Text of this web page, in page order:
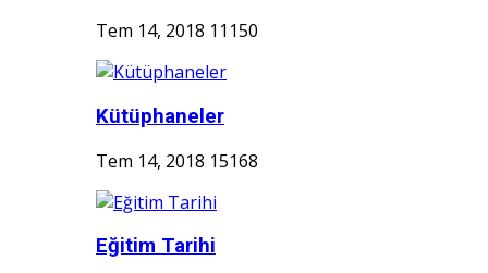
Tem 14, 2018 11150
Kütüphaneler
Tem 14, 2018 15168
Eğitim Tarihi